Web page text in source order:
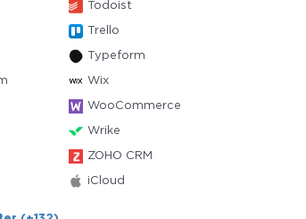
Todoist
Trello
Typeform
Wix
WooCommerce
Wrike
ZOHO CRM
iCloud